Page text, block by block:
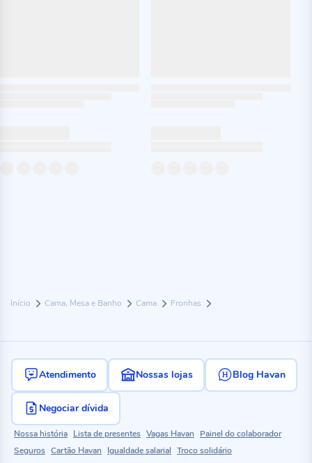
Início Cama, Mesa e Banho Cama Fronhas
Atendimento Nossas lojas Blog Havan
Negociar dívida
Nossa história Lista de presentes Vagas Havan
Painel do colaborador
Seguros Cartão Havan Igualdade salarial Troco solidário